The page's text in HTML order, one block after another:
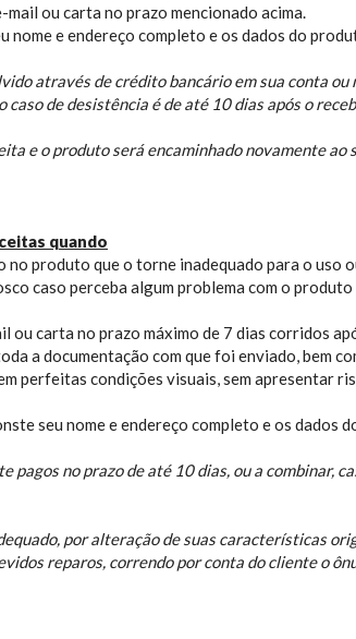
ou carta no prazo mencionado acima.
e endereço completo e os dados do
através de crédito bancário em sua conta ou
de desistência é de até 10 dias após o
e o produto será encaminhado novamente ao
quando
produto que o torne inadequado para o uso
caso perceba algum problema com o
carta no prazo máximo de 7 dias corridos
a documentação com que foi enviado, bem
perfeitas condições visuais, sem apresentar
seu nome e endereço completo e os dados
no prazo de até 10 dias, ou a combinar,
por alteração de suas características
reparos, correndo por conta do cliente o